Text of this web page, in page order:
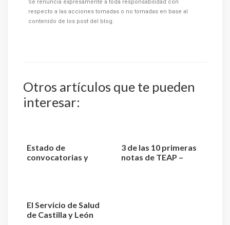
Se renuncia expresamente a toda responsabilidad con
respecto a las acciones tomadas o no tomadas en base al
contenido de los post del blog.
Otros artículos que te pueden
interesar:
Estado de
convocatorias y
3 de las 10 primeras
notas de TEAP –
El Servicio de Salud
de Castilla y León